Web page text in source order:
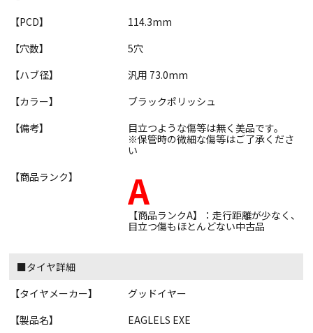
【PCD】
114.3mm
【穴数】
5穴
【ハブ径】
汎用 73.0mm
【カラー】
ブラックポリッシュ
【備考】
目立つような傷等は無く美品です。
※保管時の微細な傷等はご了承くださ
い
【商品ランク】
A
【商品ランクA】：走行距離が少なく、
目立つ傷もほとんどない中古品
■タイヤ詳細
【タイヤメーカー】
グッドイヤー
【製品名】
EAGLELS EXE